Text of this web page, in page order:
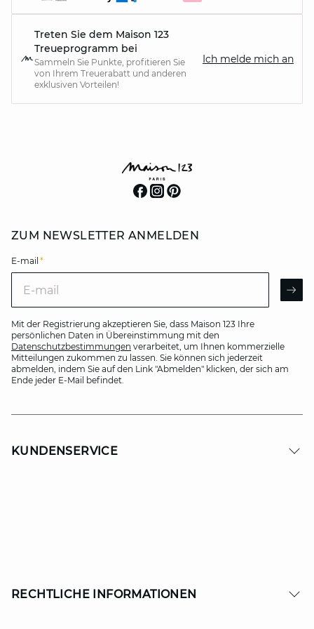
Treten Sie dem Maison 123
Treueprogramm bei
Sammeln Sie Punkte, profitieren Sie
von Ihrem Treuerabatt und anderen
exklusiven Vorteilen!
Ich melde mich an
ZUM NEWSLETTER ANMELDEN
E-mail *
Mit der Registrierung akzeptieren Sie, dass Maison 123 Ihre
persönlichen Daten in Übereinstimmung mit den
Datenschutzbestimmungen verarbeitet, um Ihnen kommerzielle
Mitteilungen zukommen zu lassen. Sie können sich jederzeit
abmelden, indem Sie auf den Link "Abmelden" klicken, der sich am
Ende jeder E-Mail befindet.
KUNDENSERVICE
RECHTLICHE INFORMATIONEN